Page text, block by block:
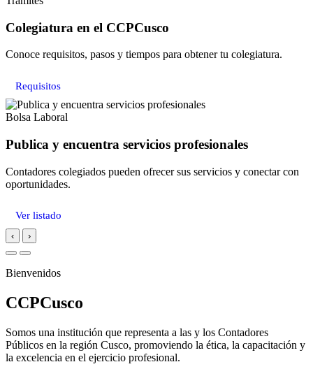
Colegiatura en el CCPCusco
Conoce requisitos, pasos y tiempos para obtener tu colegiatura.
Requisitos
Bolsa Laboral
Publica y encuentra servicios profesionales
Contadores colegiados pueden ofrecer sus servicios y conectar con
oportunidades.
Ver listado
‹ ›
Bienvenidos
CCPCusco
Somos una institución que representa a las y los Contadores
Públicos en la región Cusco, promoviendo la ética, la capacitación y
la excelencia en el ejercicio profesional.